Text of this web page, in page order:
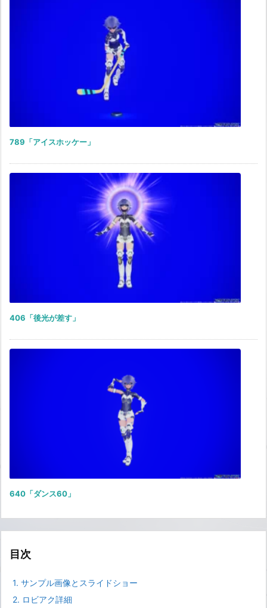
789「アイスホッケー」
406「後光が差す」
640「ダンス60」
目次
1. サンプル画像とスライドショー
2. ロビアク詳細